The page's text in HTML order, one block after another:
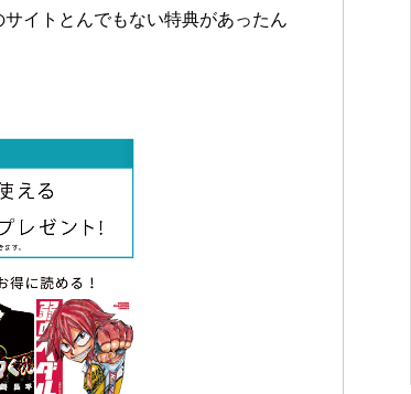
イトとんでもない特典があったん